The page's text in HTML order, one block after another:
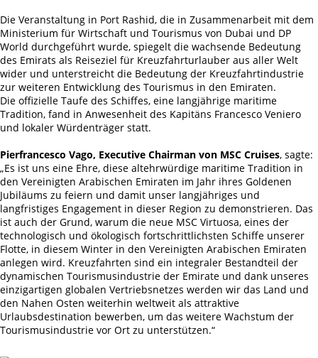
Die Veranstaltung in Port Rashid, die in Zusammenarbeit mit dem
Ministerium für Wirtschaft und Tourismus von Dubai und DP
World durchgeführt wurde, spiegelt die wachsende Bedeutung
des Emirats als Reiseziel für Kreuzfahrturlauber aus aller Welt
wider und unterstreicht die Bedeutung der Kreuzfahrtindustrie
zur weiteren Entwicklung des Tourismus in den Emiraten.
Die offizielle Taufe des Schiffes, eine langjährige maritime
Tradition, fand in Anwesenheit des Kapitäns Francesco Veniero
und lokaler Würdenträger statt.
Pierfrancesco Vago, Executive Chairman von MSC Cruises, sagte:
„Es ist uns eine Ehre, diese altehrwürdige maritime Tradition in
den Vereinigten Arabischen Emiraten im Jahr ihres Goldenen
Jubiläums zu feiern und damit unser langjähriges und
langfristiges Engagement in dieser Region zu demonstrieren. Das
ist auch der Grund, warum die neue MSC Virtuosa, eines der
technologisch und ökologisch fortschrittlichsten Schiffe unserer
Flotte, in diesem Winter in den Vereinigten Arabischen Emiraten
anlegen wird. Kreuzfahrten sind ein integraler Bestandteil der
dynamischen Tourismusindustrie der Emirate und dank unseres
einzigartigen globalen Vertriebsnetzes werden wir das Land und
den Nahen Osten weiterhin weltweit als attraktive
Urlaubsdestination bewerben, um das weitere Wachstum der
Tourismusindustrie vor Ort zu unterstützen.“